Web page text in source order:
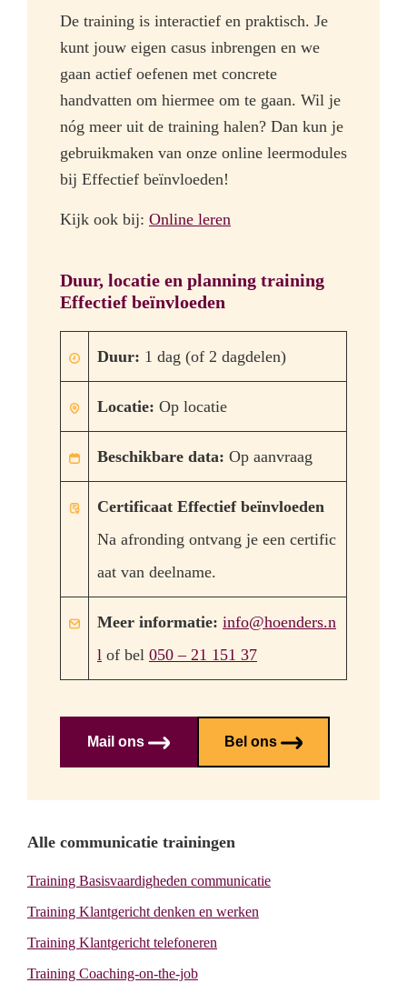
De training is interactief en praktisch. Je
kunt jouw eigen casus inbrengen en we
gaan actief oefenen met concrete
handvatten om hiermee om te gaan. Wil je
nóg meer uit de training halen? Dan kun je
gebruikmaken van onze online leermodules
bij Effectief beïnvloeden!
Kijk ook bij: Online leren
Duur, locatie en planning training
Effectief beïnvloeden
Duur: 1 dag (of 2 dagdelen)
Locatie: Op locatie
Beschikbare data: Op aanvraag
Certificaat Effectief beïnvloeden
Na afronding ontvang je een certific
aat van deelname.
Meer informatie: info@hoenders.n
l of bel 050 – 21 151 37
Mail ons Bel ons
Primary
Sidebar
Alle communicatie trainingen
Training Basisvaardigheden communicatie
Training Klantgericht denken en werken
Training Klantgericht telefoneren
Training Coaching-on-the-job